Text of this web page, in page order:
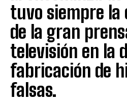
tuvo siempre la
de la gran
televisión en la
fabricación de
falsas.